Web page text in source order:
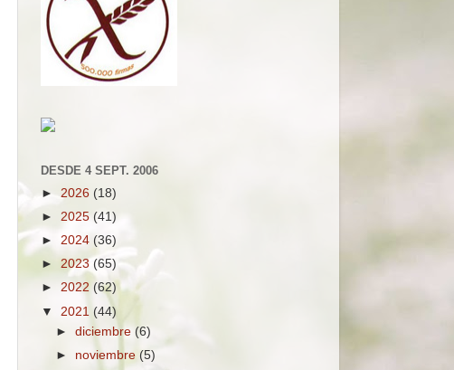
DESDE 4 SEPT. 2006
► 2026 (18)
► 2025 (41)
► 2024 (36)
► 2023 (65)
► 2022 (62)
▼ 2021 (44)
►diciembre (6)
► noviembre (5)